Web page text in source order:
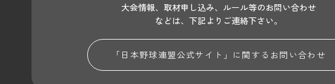
大会情報、取材申し込み、ルール等のお問い合わせ
などは、下記よりご連絡下さい。
「日本野球連盟公式サイト」に関する お問い合わせ